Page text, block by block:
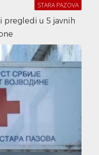
STARA PAZOVA
pregledi u 5 javnih